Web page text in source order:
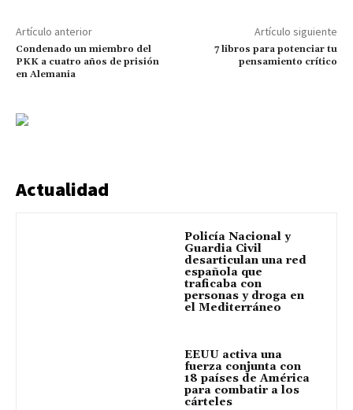
Artículo anterior
Condenado un miembro del
PKK a cuatro años de prisión
en Alemania
Artículo siguiente
7 libros para potenciar tu
pensamiento crítico
Actualidad
Policía Nacional y
Guardia Civil
desarticulan una red
española que
traficaba con
personas y droga en
el Mediterráneo
EEUU activa una
fuerza conjunta con
18 países de América
para combatir a los
cárteles